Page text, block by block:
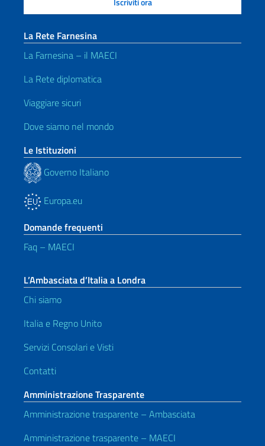
La Rete Farnesina
La Farnesina – il MAECI
La Rete diplomatica
Viaggiare sicuri
Dove siamo nel mondo
Le Istituzioni
Governo Italiano
Europa.eu
Domande frequenti
Faq – MAECI
L’Ambasciata d’Italia a Londra
Chi siamo
Italia e Regno Unito
Servizi Consolari e Visti
Contatti
Amministrazione Trasparente
Amministrazione trasparente – Ambasciata
Amministrazione trasparente – MAECI